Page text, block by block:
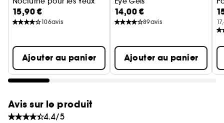
Format Voyage
15,90 €
106avis
Ajouter au panier
Patches gels illuminateurs
14,00 €
89avis
Ajouter au panier
Avis sur le produit
4.4/5